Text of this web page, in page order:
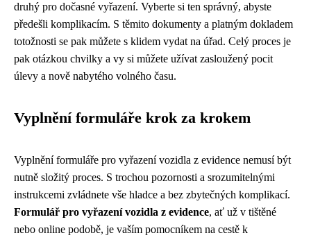
druhý pro dočasné vyřazení. Vyberte si ten správný, abyste
předešli komplikacím. S těmito dokumenty a platným dokladem
totožnosti se pak můžete s klidem vydat na úřad. Celý proces je
pak otázkou chvilky a vy si můžete užívat zasloužený pocit
úlevy a nově nabytého volného času.
Vyplnění formuláře krok za krokem
Vyplnění formuláře pro vyřazení vozidla z evidence nemusí být
nutně složitý proces. S trochou pozornosti a srozumitelnými
instrukcemi zvládnete vše hladce a bez zbytečných komplikací.
Formulář pro vyřazení vozidla z evidence, ať už v tištěné
nebo online podobě, je vaším pomocníkem na cestě k